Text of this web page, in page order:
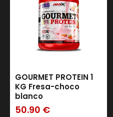
GOURMET PROTEIN 1
KG Fresa-choco
blanco
50.90 €